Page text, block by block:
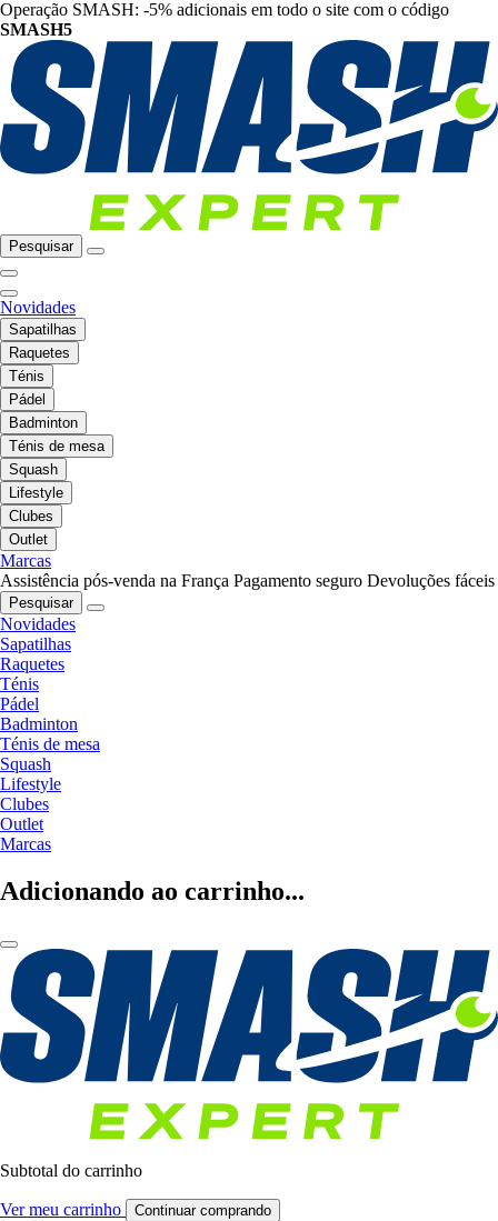
Operação SMASH: -5% adicionais em todo o site com o código
SMASH5
Pesquisar
Novidades
Sapatilhas
Raquetes
Ténis
Pádel
Badminton
Ténis de mesa
Squash
Lifestyle
Clubes
Outlet
Marcas
Assistência pós-venda na França Pagamento seguro Devoluções fáceis
Pesquisar
Novidades
Sapatilhas
Raquetes
Ténis
Pádel
Badminton
Ténis de mesa
Squash
Lifestyle
Clubes
Outlet
Marcas
Adicionando ao carrinho...
Subtotal do carrinho
Ver meu carrinho Continuar comprando